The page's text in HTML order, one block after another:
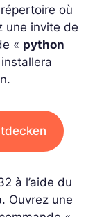
où
une invite de
« python
à l’aide du
. Ouvrez une